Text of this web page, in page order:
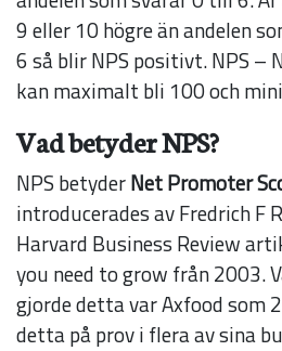
9 eller 10 högre än andelen
6 så blir NPS positivt. NPS –
kan maximalt bli 100 och
Vad betyder NPS?
NPS betyderNet Promoter
introducerades av Fredrich F
Harvard Business Review
you need to grow från 2003.
gjorde detta var Axfood som
detta på prov i flera av sina